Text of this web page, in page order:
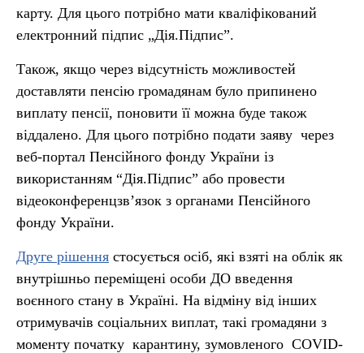
карту. Для цього потрібно мати кваліфікований
електронний підпис „Дія.Підпис”.
Також, якщо через відсутність можливостей
доставляти пенсію громадянам було припинено
виплату пенсії, поновити її можна буде також
віддалено. Для цього потрібно подати заяву через
веб-портал Пенсійного фонду України із
використанням “Дія.Підпис” або провести
відеоконференцзв’язок з органами Пенсійного
фонду України.
Друге рішення стосується осіб, які взяті на облік як
внутрішньо переміщені особи ДО введення
воєнного стану в Україні. На відміну від інших
отримувачів соціальних виплат, такі громадяни з
моменту початку карантину, зумовленого COVID-